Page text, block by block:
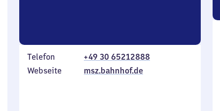
Telefon
+49 30 65212888
Webseite
msz.bahnhof.de